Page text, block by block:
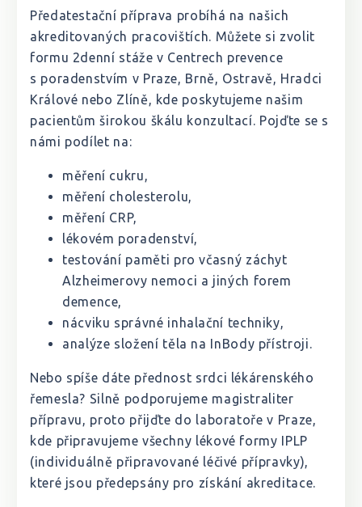
Předatestační příprava probíhá na našich
akreditovaných pracovištích. Můžete si zvolit
formu 2denní stáže v Centrech prevence
s poradenstvím v Praze, Brně, Ostravě, Hradci
Králové nebo Zlíně, kde poskytujeme našim
pacientům širokou škálu konzultací. Pojďte se s
námi podílet na:
měření cukru,
měření cholesterolu,
měření CRP,
lékovém poradenství,
testování paměti pro včasný záchyt
Alzheimerovy nemoci a jiných forem
demence,
nácviku správné inhalační techniky,
analýze složení těla na InBody přístroji.
Nebo spíše dáte přednost srdci lékárenského
řemesla? Silně podporujeme magistraliter
přípravu, proto přijďte do laboratoře v Praze,
kde připravujeme všechny lékové formy IPLP
(individuálně připravované léčivé přípravky),
které jsou předepsány pro získání akreditace.